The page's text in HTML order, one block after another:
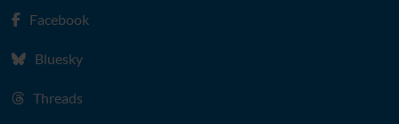
Facebook
Bluesky
Threads